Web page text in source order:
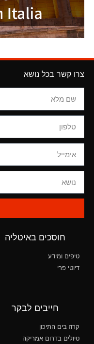
צרו קשר בכל נושא
חוסכים באיטליה
טיפים ומידע
דיוטי פרי
חייבים לבקר
קרוז בים התיכון
טיולים בדרום אמריקה